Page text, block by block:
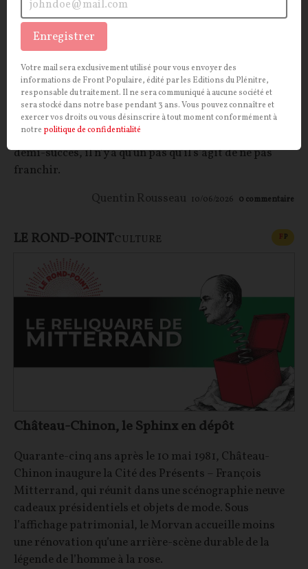
Un porte-avions c'est bien, deux c'est mieux
Le prochain porte-avions français sera de nouvelle
génération et s’appellera France libre. Heureuse
nouvelle ? De la communication triomphante au
demi-succès, il n’y a qu’un pas qu’il s’agit de ne pas
franchir.
Quentin Rousseau 10/06/2026 0 commentaire
LE ROND-POINTCULTURE FP
Château-Chinon, le Sphinx en dépôt
Quarante-cinq ans après le 10 mai 1981, Château-
Chinon inaugure la Cité des Présents – François
Mitterrand, qui réunit dans une scénographie neuve
cadeaux présidentiels et objets de mode. Sous
l’affichage patrimonial, le Morvan accueille moins
une rénovation qu’une arrière-scène durable de la
légende de l’homme à la rose.
Enregistrer
Votre mail sera exclusivement utilisé pour vous envoyer des
informations de Front Populaire, édité par les Editions du Plénitre,
responsable du traitement. Il ne sera communiqué à aucune société et
sera stocké dans notre base pendant 3 ans. Vous pouvez connaître et
exercer vos droits ou vous désinscrire à tout moment conformément à
notre politique de confidentialité